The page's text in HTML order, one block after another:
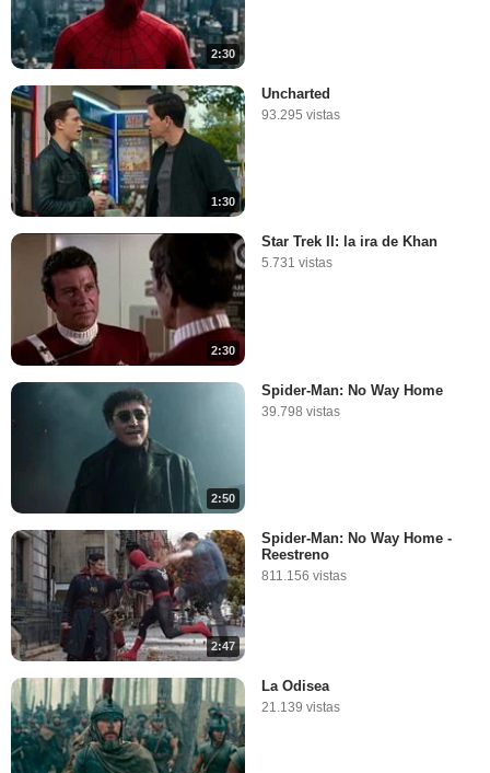
2:30
1:30
Uncharted
93.295 vistas
2:30
Star Trek II: la ira de Khan
5.731 vistas
2:50
Spider-Man: No Way Home
39.798 vistas
2:47
Spider-Man: No Way Home -
Reestreno
811.156 vistas
La Odisea
21.139 vistas